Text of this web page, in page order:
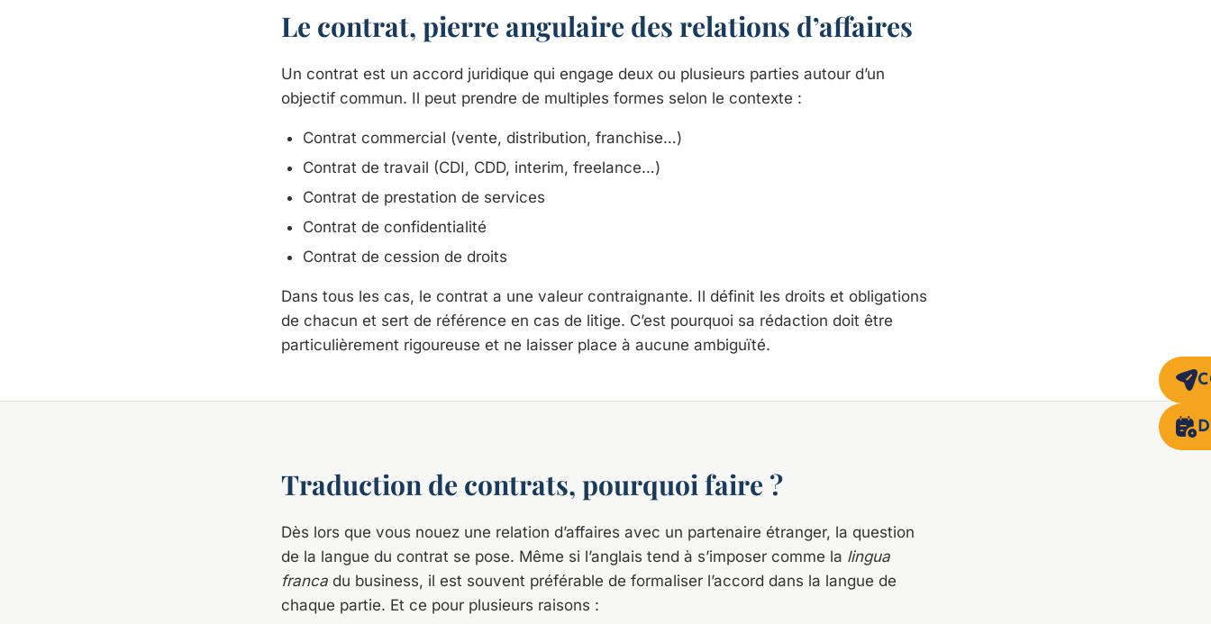
Le contrat, pierre angulaire des relations d’affaires
Un contrat est un accord juridique qui engage deux ou plusieurs parties autour d’un
objectif commun. Il peut prendre de multiples formes selon le contexte :
Contrat commercial (vente, distribution, franchise…)
Contrat de travail (CDI, CDD, interim, freelance…)
Contrat de prestation de services
Contrat de confidentialité
Contrat de cession de droits
Dans tous les cas, le contrat a une valeur contraignante. Il définit les droits et obligations
de chacun et sert de référence en cas de litige. C’est pourquoi sa rédaction doit être
particulièrement rigoureuse et ne laisser place à aucune ambiguïté.
Traduction de contrats, pourquoi faire ?
Dès lors que vous nouez une relation d’affaires avec un partenaire étranger, la question
de la langue du contrat se pose. Même si l’anglais tend à s’imposer comme la lingua
franca du business, il est souvent préférable de formaliser l’accord dans la langue de
chaque partie. Et ce pour plusieurs raisons :